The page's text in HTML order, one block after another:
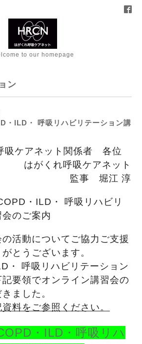
to our homepage
ン
ILD・ 呼吸リハビリテーション講
吸ケアネット関係者 各位
はがくれ呼吸ケアネット
監事 堀江 淳
・ILD・ 呼吸リハビリ
のご案内
の活動についてご協力ご支援
とうございます。
・ 呼吸リハビリテーション
要領でオンライン講習会の
ました。
料をご参照ください。
・ILD・呼吸リハ